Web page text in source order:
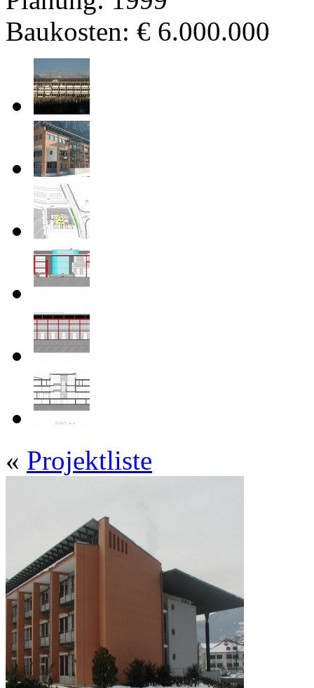
Baukosten: € 6.000.000
« Projektliste